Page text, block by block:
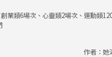
業類6場次、心靈類2場次、運動類
作者：她